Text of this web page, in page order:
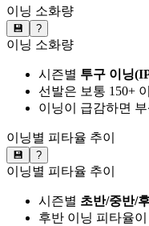
이닝 소화량
💾 ?
이닝 소화량
시즌별 투구 이닝
선발은 보통 150+
이닝이 급감하면
이닝별 피타율 추이
💾 ?
이닝별 피타율 추이
시즌별 초반/중반/
후반 이닝 피타율